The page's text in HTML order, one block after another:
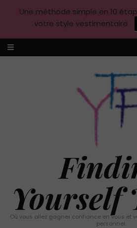
Yourself
Où vous allez gagner confiance en vous et
personnel
Une méthode simple en 10
votre style vestimentaire